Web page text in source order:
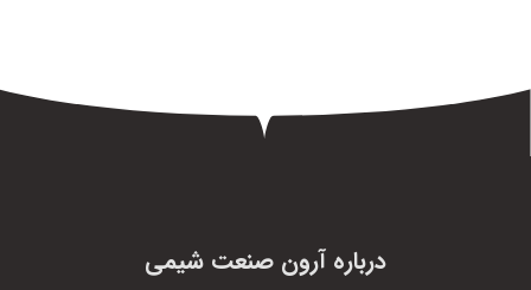
درباره آرون صنعت شیمی